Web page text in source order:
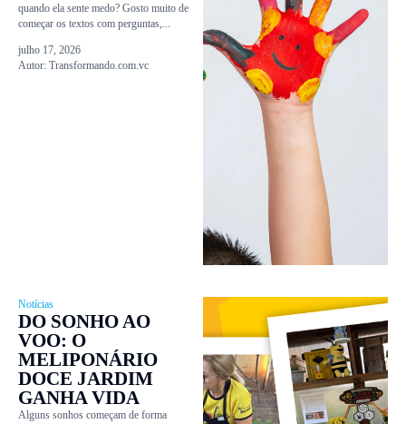
quando ela sente medo? Gosto muito de
começar os textos com perguntas,...
julho 17, 2026
Autor: Transformando.com.vc
Notícias
DO SONHO AO
VOO: O
MELIPONÁRIO
DOCE JARDIM
GANHA VIDA
Alguns sonhos começam de forma